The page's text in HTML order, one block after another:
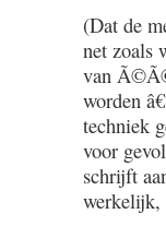
(Dat de
net zoals
van
worden
techniek
voor
schrijft
werkelijk,